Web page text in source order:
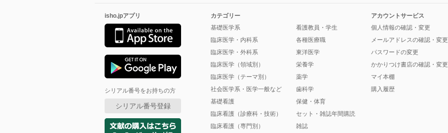
isho.jpアプリ
シリアル番号をお持ちの方
シリアル番号登録
カテゴリー
基礎医学系
臨床医学・内科系
臨床医学・外科系
臨床医学（領域別）
臨床医学（テーマ別）
社会医学系・医学一般など
基礎看護
臨床看護（診療科・技術）
臨床看護（専門別）
看護教員・学生
各種医療職
東洋医学
栄養学
薬学
歯科学
保健・体育
セット・雑誌年間購読
雑誌
アカウントサービス
個人情報の確認・変更
メールアドレスの確認・変更
パスワードの変更
かかりつけ書店の確認・変更
マイ本棚
購入履歴